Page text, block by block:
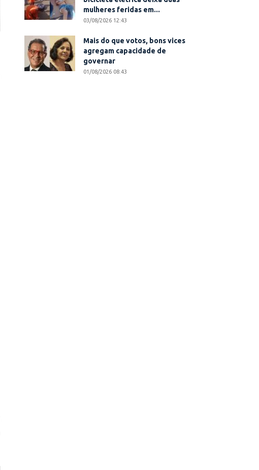
mulheres feridas em...
03/08/2026 12:43
Mais do que votos, bons vices
agregam capacidade de
governar
01/08/2026 08:43